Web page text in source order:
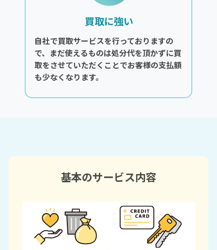
買取に強い
自社で買取サービスを行っておりますの
で、まだ使えるものは処分代を頂かずに買
取をさせていただくことでお客様の支払額
も少なくなります。
基本のサービス内容